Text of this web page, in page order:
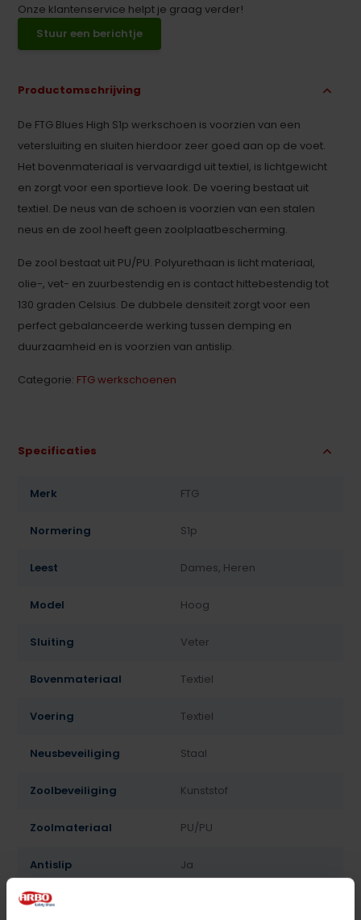
Onze klantenservice helpt je graag verder!
Stuur een berichtje
Productomschrijving
De FTG Blues High S1p werkschoen is voorzien van een
vetersluiting en sluiten hierdoor zeer goed aan op de voet.
Het bovenmateriaal is vervaardigd uit textiel, is lichtgewicht
en zorgt voor een sportieve look. De voering bestaat uit
textiel. De neus van de schoen is voorzien van een stalen
neus en de zool heeft geen zoolplaatbescherming.
De zool bestaat uit PU/PU. Polyurethaan is licht materiaal,
olie-, vet- en zuurbestendig en is contact hittebestendig tot
130 graden Celsius. De dubbele densiteit zorgt voor een
perfect gebalanceerde werking tussen demping en
duurzaamheid en is voorzien van antislip.
Categorie: FTG werkschoenen
Specificaties
Merk FTG
Normering S1p
Leest Dames, Heren
Model Hoog
Sluiting Veter
Bovenmateriaal Textiel
Voering Textiel
Neusbeveiliging Staal
Zoolbeveiliging Kunststof
Zoolmateriaal PU/PU
Antislip Ja
Overige specificaties